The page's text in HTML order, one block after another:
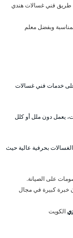
طريق فني غسالات هندي
وبفضل معلم
خدمات فني غسالات
يعمل دون ملل أو كلل
بحرفية عالية حيث
على الصيانة.
خبرة كبيرة في مجال
الكويت